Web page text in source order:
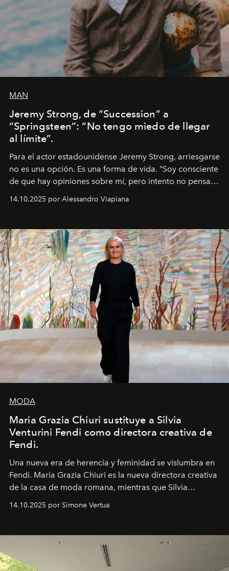
MAN
Jeremy Strong, de “Succession” a
“Springsteen”: “No tengo miedo de llegar
al límite”.
Para el actor estadounidense Jeremy Strong, arriesgarse
no es una opción. Es una forma de vida. "Soy consciente
de que hay opiniones sobre mí, pero intento no pensar
demasiado en cómo me perciben. Creo que es una
pérdida de tiempo", afirma.
14.10.2025 por Alessandro Viapiana
MODA
Maria Grazia Chiuri sustituye a Silvia
Venturini Fendi como directora creativa de
Fendi.
Una nueva era de herencia y feminidad se vislumbra en
Fendi. Maria Grazia Chiuri es la nueva directora creativa
de la casa de moda romana, mientras que Silvia
14.10.2025 por Simone Vertua